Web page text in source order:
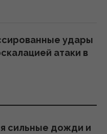
удары
атаки в
в США
сильные дожди и